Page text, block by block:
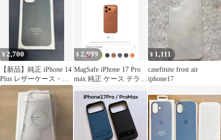
¥2,700
【新品】純正 iPhone 14
Plus レザーケース・フ
ォレストグリーン
¥2,999
MagSafe iPhone 17 Pro
max 純正 ケース テラコ
¥ 1,111
casefinite frost air
iphone17